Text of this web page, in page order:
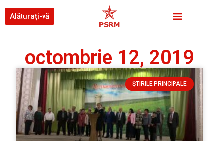
Alăturați-vă
octombrie 12, 2019
ȘTIRILE PRINCIPALE